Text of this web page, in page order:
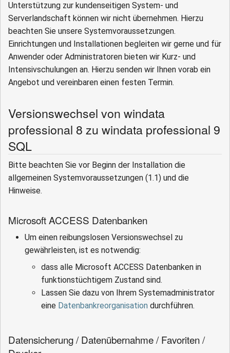
Unterstützung zur kundenseitigen System- und
Serverlandschaft können wir nicht übernehmen. Hierzu
beachten Sie unsere Systemvoraussetzungen.
Einrichtungen und Installationen begleiten wir gerne und für
Anwender oder Administratoren bieten wir Kurz- und
Intensivschulungen an. Hierzu senden wir Ihnen vorab ein
Angebot und vereinbaren einen festen Termin.
Versionswechsel von windata
professional 8 zu windata professional 9
SQL
Bitte beachten Sie vor Beginn der Installation die
allgemeinen Systemvoraussetzungen (1.1) und die
Hinweise.
Microsoft ACCESS Datenbanken
Um einen reibungslosen Versionswechsel zu
gewährleisten, ist es notwendig:
dass alle Microsoft ACCESS Datenbanken in
funktionstüchtigem Zustand sind.
Lassen Sie dazu von Ihrem Systemadministrator
eine Datenbankreorganisation durchführen.
Datensicherung / Datenübernahme / Favoriten /